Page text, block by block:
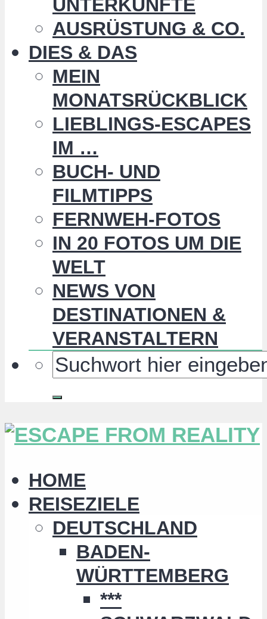
UNTERKÜNFTE
AUSRÜSTUNG & CO.
DIES & DAS
MEIN
MONATSRÜCKBLICK
LIEBLINGS-ESCAPES
IM …
BUCH- UND
FILMTIPPS
FERNWEH-FOTOS
IN 20 FOTOS UM DIE
WELT
NEWS VON
DESTINATIONEN &
VERANSTALTERN
HOME
REISEZIELE
DEUTSCHLAND
BADEN-
WÜRTTEMBERG
***